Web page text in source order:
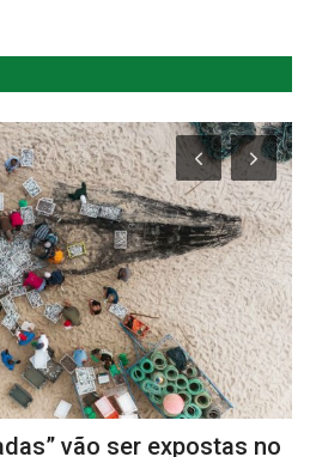
vão ser expostas no